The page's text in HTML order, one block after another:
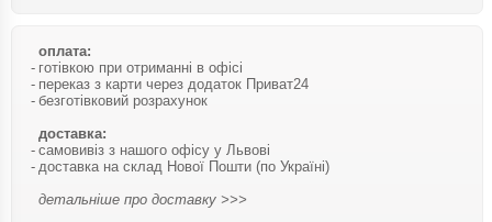
оплата:
готівкою при отриманні в офісі
переказ з карти через додаток Приват24
безготівковий розрахунок
доставка:
самовивіз з нашого офісу у Львові
доставка на склад Нової Пошти (по Україні)
детальніше про доставку >>>